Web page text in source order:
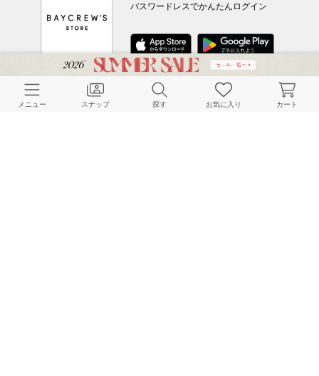
パスワードレスでかんたんログイン
CUSTOMER SERVICE
メニュー スナップ 探す お気に入り カート